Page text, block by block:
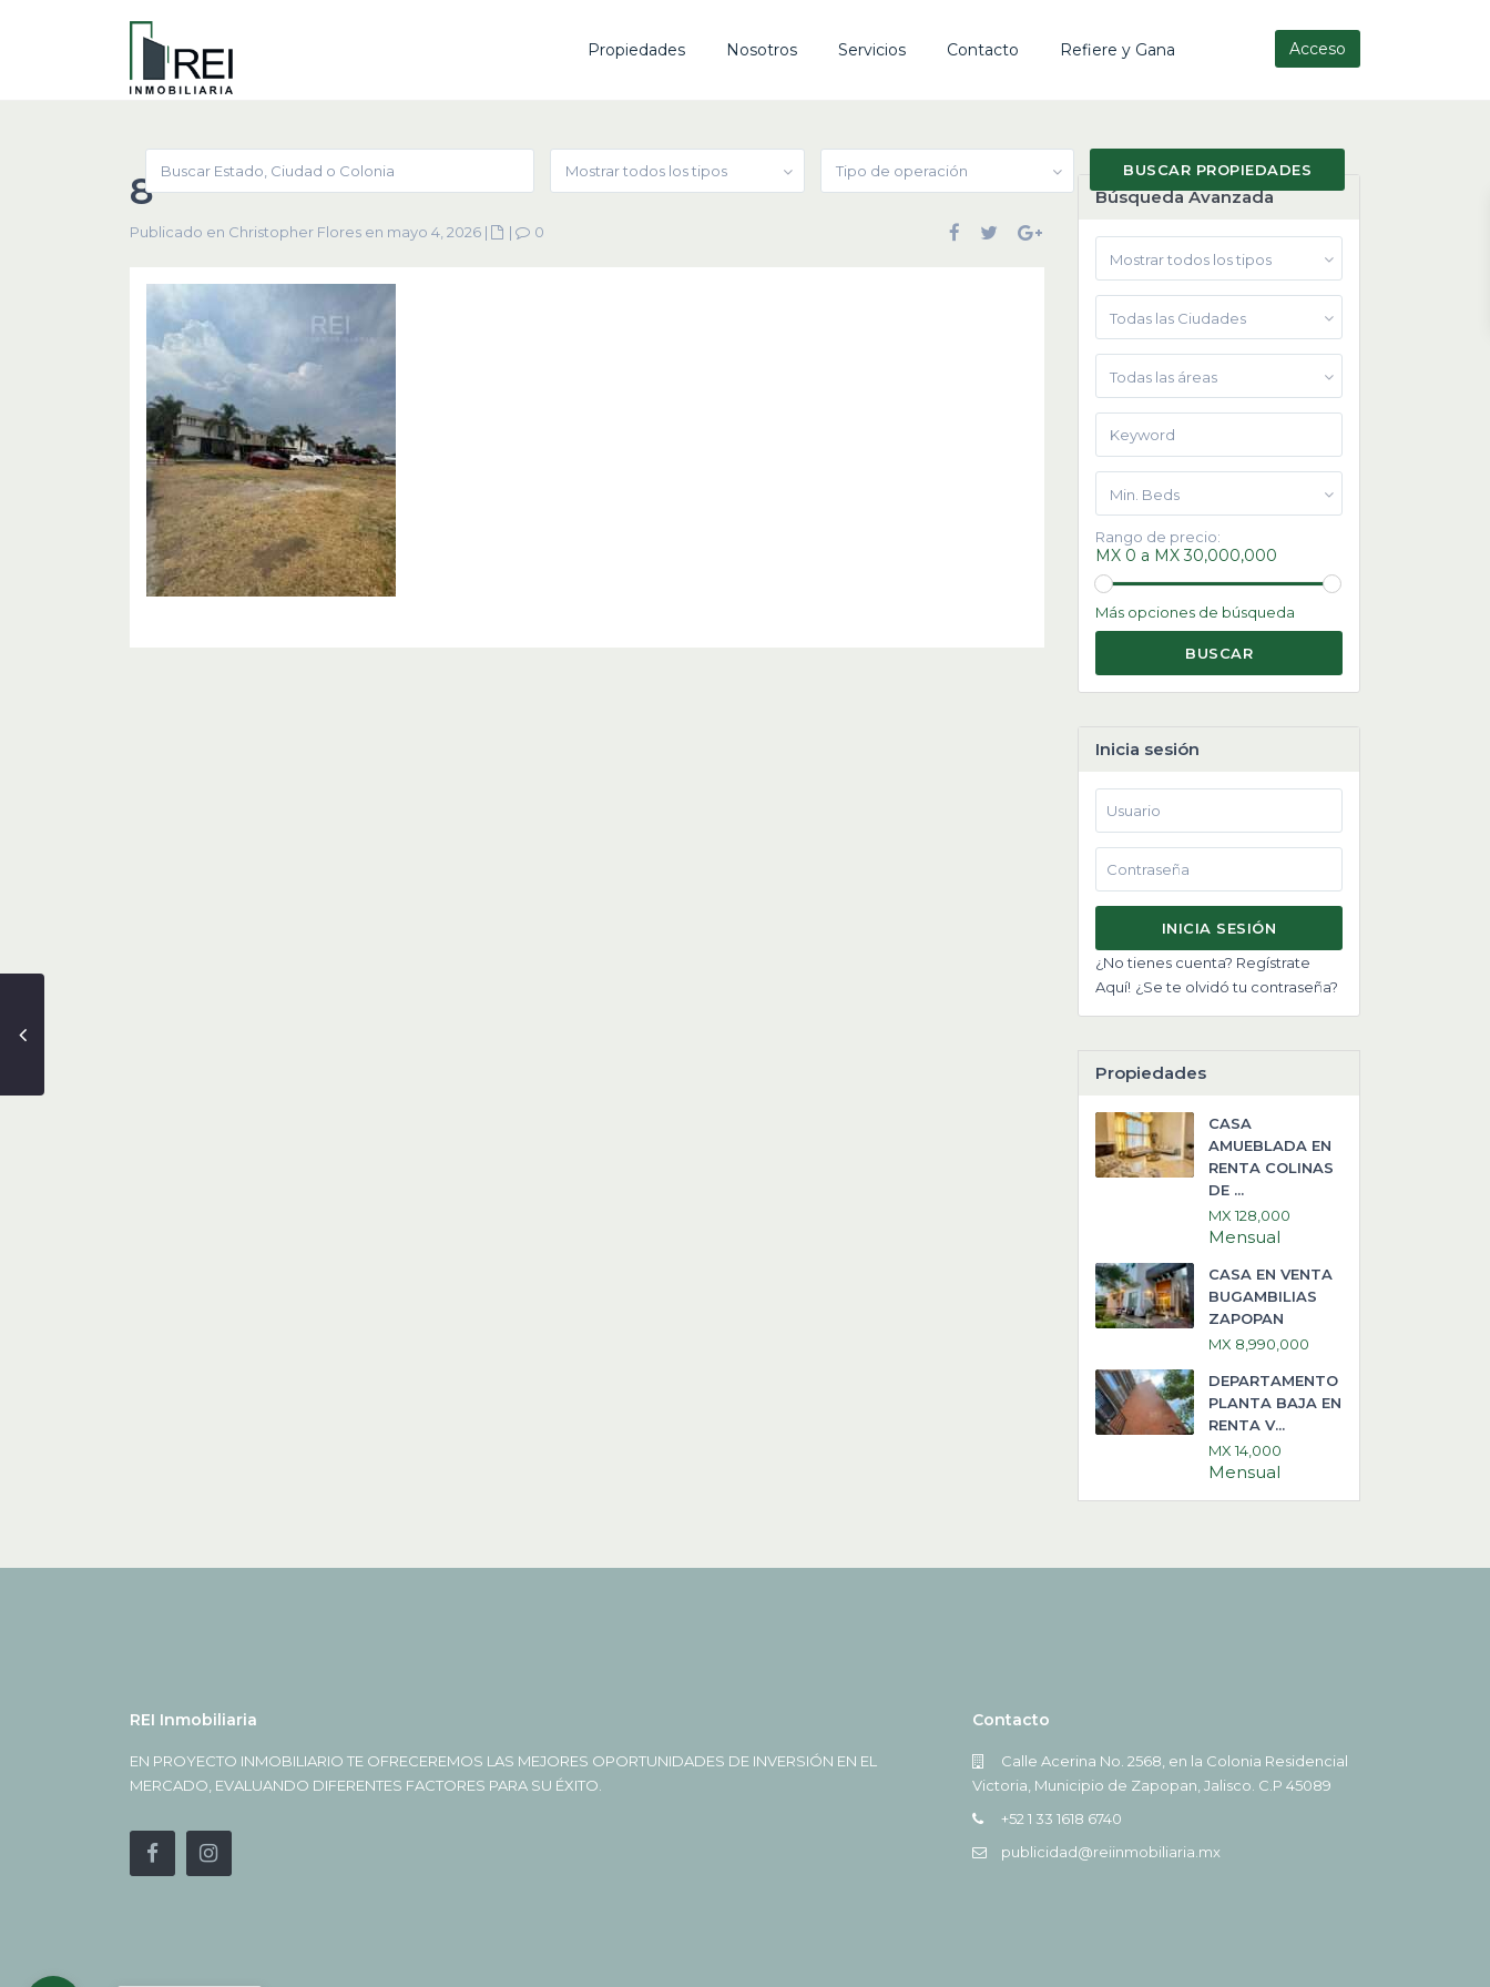
Acceso
Propiedades Nosotros Servicios Contacto Refiere y Gana
Mostrar todos los tipos Tipo de operación
8
Publicado en Christopher Flores en mayo 4, 2026 | | 0
Búsqueda Avanzada
Mostrar todos los tipos
Todas las Ciudades
Todas las áreas
Min. Beds
Rango de precio:
MX 0 a MX 30,000,000
Más opciones de búsqueda
BUSCAR
Inicia sesión
INICIA SESIÓN
¿No tienes cuenta? Regístrate
Aquí! ¿Se te olvidó tu contraseña?
Propiedades
CASA
AMUEBLADA EN
RENTA COLINAS
DE ...
MX 128,000
Mensual
CASA EN VENTA
BUGAMBILIAS
ZAPOPAN
MX 8,990,000
DEPARTAMENTO
PLANTA BAJA EN
RENTA V...
MX 14,000
Mensual
REI Inmobiliaria
EN PROYECTO INMOBILIARIO TE OFRECEREMOS LAS MEJORES OPORTUNIDADES DE INVERSIÓN EN EL
MERCADO, EVALUANDO DIFERENTES FACTORES PARA SU ÉXITO.
Contacto
Calle Acerina No. 2568, en la Colonia Residencial
Victoria, Municipio de Zapopan, Jalisco. C.P 45089
+52 1 33 1618 6740
publicidad@reiinmobiliaria.mx